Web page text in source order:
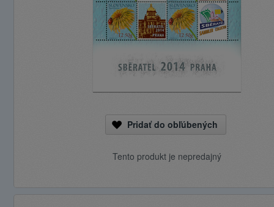
Pridať do obľúbených
Tento produkt je nepredajný